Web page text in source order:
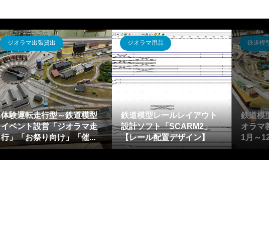
ジオラマ出張貸出
鉄道模型イベント(鉄道系お
祭り催事)にジオラマ出張展
示～平日4万円から神奈川...
鉄道模型運転会・イベント
鹿沼公園「D52蒸気機関車5
0周年記念イベント」に合わ
せて鉄道模型ミニ・ジオ...
鉄道模
ミニ鉄
026 相
ブ・ジ